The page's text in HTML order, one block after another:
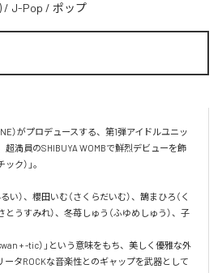
/ J-Pop / ポップ
）がプロデュースする、第1弾アイドルユニッ
満員のSHIBUYA WOMBで鮮烈デビューを飾
ク）」。
い）、櫻田いむ（さくらだいむ）、鵠まひろ（く
とうすみれ）、冬苺しゅう（ふゆめしゅう）、子
+ -tic）」という意味をもち、美しく優雅な外
ータROCKな音楽性とのギャップを武器として